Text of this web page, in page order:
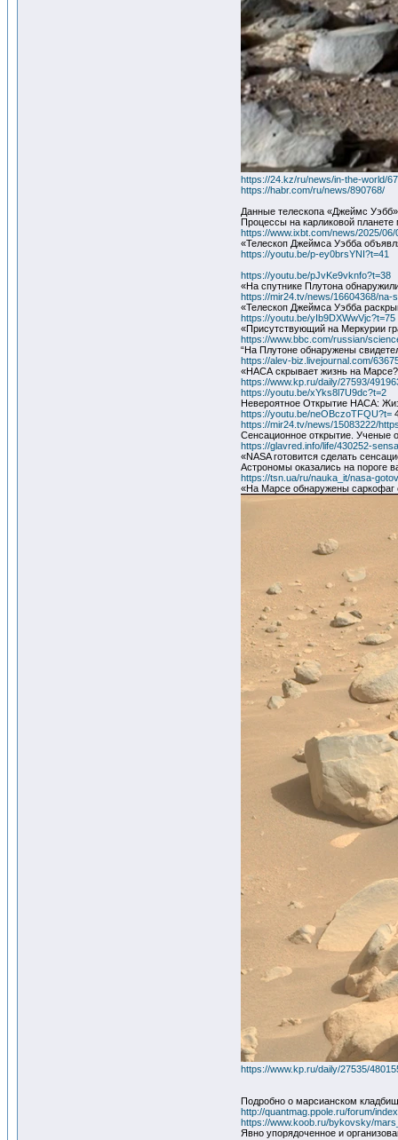
https://24.kz/ru/news/in-the-world/
https://habr.com/ru/news/890768/
Данные телескопа «Джеймс
Процессы на карликовой
https://www.ixbt.com/news/2025/
«Телескоп Джеймса Уэбба
https://youtu.be/p-ey0brsYNI?t=41
https://youtu.be/pJvKe9vknfo?t=38
«На спутнике Плутона
https://mir24.tv/news/16604368/
«Телескоп Джеймса Уэбба
https://youtu.be/yIb9DXWwVjc?t=75
«Присутствующий на Меркурии
https://www.bbc.com/russian/
“На Плутоне обнаружены
https://alev-biz.livejournal.com/
«НАСА скрывает жизнь на Марсе?
https://www.kp.ru/daily/27593/
https://youtu.be/xYks8l7U9dc?t=2
Невероятное Открытие НАСА:
https://youtu.be/neOBczoTFQU?t=
https://mir24.tv/news/15083222/
Сенсационное открытие. Ученые
https://glavred.info/life/430252-
«NASA готовится сделать
Астрономы оказались на пороге
https://tsn.ua/ru/nauka_it/nasa-
«На Марсе обнаружены саркофаг
https://www.kp.ru/daily/27535/
Подробно о марсианском
http://quantmag.ppole.ru/forum/
https://www.koob.ru/bykovsky/
Явно упорядоченное и